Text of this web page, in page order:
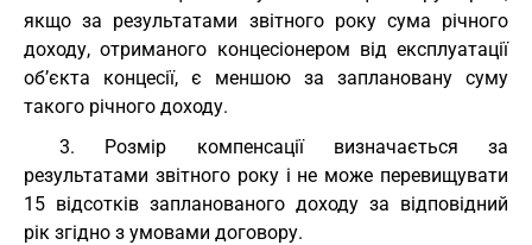
якщо за результатами звітного року сума річного
доходу, отриманого концесіонером від експлуатації
об’єкта концесії, є меншою за заплановану суму
такого річного доходу.
3. Розмір компенсації визначається за
результатами звітного року і не може перевищувати
15 відсотків запланованого доходу за відповідний
рік згідно з умовами договору.